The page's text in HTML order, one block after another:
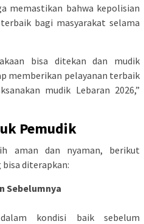
memastikan bahwa kepolisian
bagi masyarakat selama
bisa ditekan dan mudik
memberikan pelayanan terbaik
mudik Lebaran 2026,”
Pemudik
aman dan nyaman, berikut
diterapkan:
Sebelumnya
kondisi baik sebelum